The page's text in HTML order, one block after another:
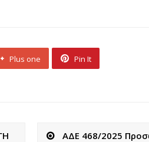
Plus one Pin It
ΑΔΕ 468/2025